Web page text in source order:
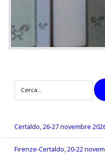
cercare
Certaldo, 26-27 novembre
Firenze-Certaldo, 20-22